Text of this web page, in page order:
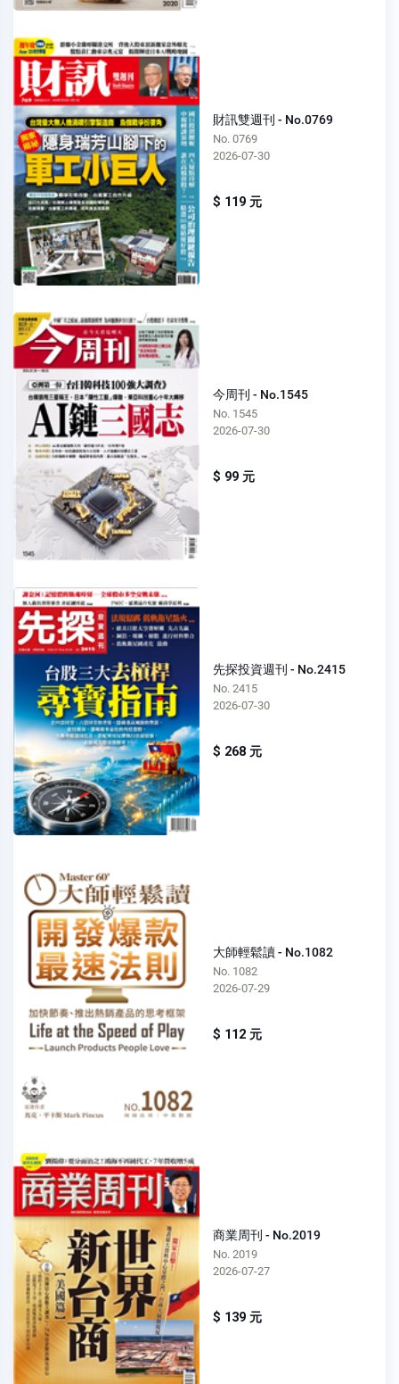
財訊雙週刊 - No.0769
No. 0769
2026-07-30
$ 119 元
今周刊 - No.1545
No. 1545
2026-07-30
$ 99 元
先探投資週刊 - No.2415
No. 2415
2026-07-30
$ 268 元
大師輕鬆讀 - No.1082
No. 1082
2026-07-29
$ 112 元
商業周刊 - No.2019
No. 2019
2026-07-27
$ 139 元